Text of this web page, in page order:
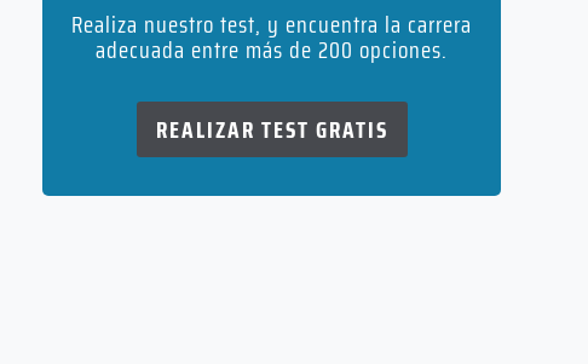
Realiza nuestro test, y encuentra la carrera
adecuada entre más de 200 opciones.
REALIZAR TEST GRATIS